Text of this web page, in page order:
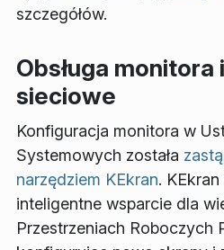
szczegółów.
Obsługa
sieciowe
Konfiguracja monitora w
Systemowych została
narzędziem KEkran.
inteligentne wsparcie dla
Przestrzeniach Roboczych